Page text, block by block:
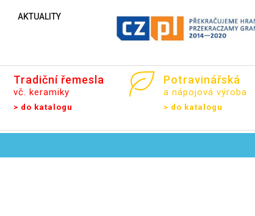
AKTUALITY
Tradiční řemesla
vč. keramiky
> do katalogu
Potravinářská
a nápojová výroba
> do katalogu
Vaše jméno